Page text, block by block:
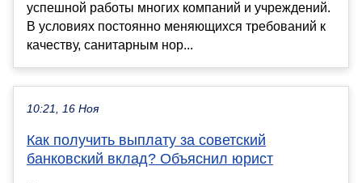
успешной работы многих компаний и учреждений.
В условиях постоянно меняющихся требований к
качеству, санитарным нор...
10:21, 16 Ноя
Как получить выплату за советский
банковский вклад? Объяснил юрист